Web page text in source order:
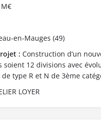
en-Mauges (49)
: Construction d’un
soient 12 divisions avec
type R et N de 3ème
LOYER